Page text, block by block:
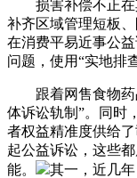
损害补偿不正在
补齐区域管理短板
在消费平易近事公
问题，使用“实地排
跟着网售食物药
体诉讼轨制”。同时
者权益精准度供给
起公益诉讼，这些
能。
其一，近几